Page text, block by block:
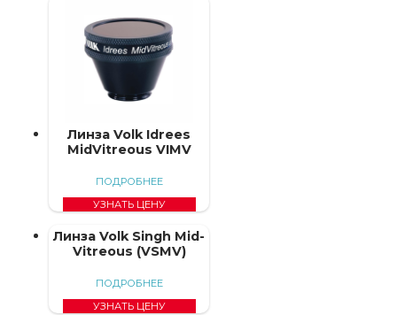
Линза Volk Idrees
MidVitreous VIMV
ПОДРОБНЕЕ
УЗНАТЬ ЦЕНУ
Линза Volk Singh Mid-
Vitreous (VSMV)
ПОДРОБНЕЕ
УЗНАТЬ ЦЕНУ